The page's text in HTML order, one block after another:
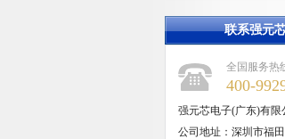
联系强元
全国服务热
400-
强元芯电子(广东)有限
公司地址：深圳市福